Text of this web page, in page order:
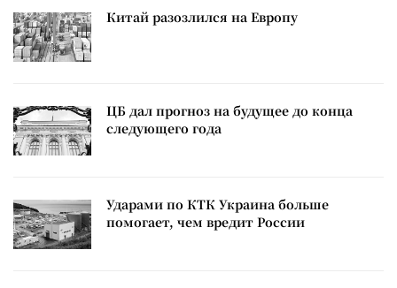
Китай разозлился на Европу
ЦБ дал прогноз на будущее до конца
следующего года
Ударами по КТК Украина больше
помогает, чем вредит России